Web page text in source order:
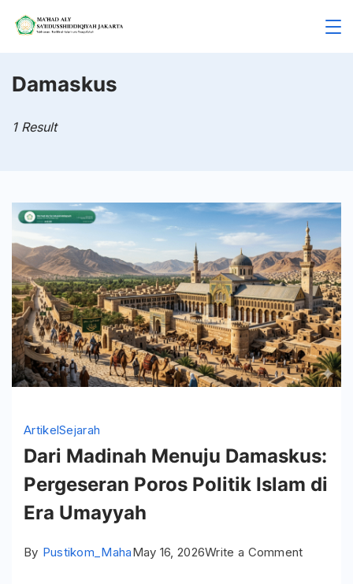
Skip
Damaskus
1 Result
ArtikelSejarah
Dari Madinah Menuju Damaskus:
Pergeseran Poros Politik Islam di
Era Umayyah
By Pustikom_MahaMay 16, 2026Write a Commenton